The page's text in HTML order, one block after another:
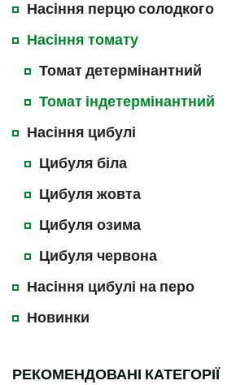
Насіння перцю солодкого
Насіння томату
Томат детермінантний
Томат індетермінантний
Насіння цибулі
Цибуля біла
Цибуля жовта
Цибуля озима
Цибуля червона
Насіння цибулі на перо
Новинки
РЕКОМЕНДОВАНІ КАТЕГОРІЇ